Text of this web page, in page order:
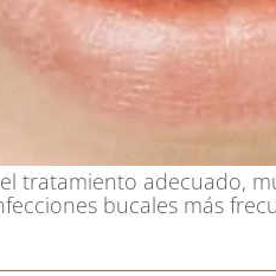
tratamiento adecuado,
bucales más